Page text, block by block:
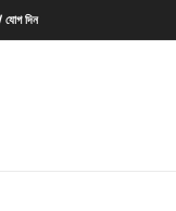
দিন